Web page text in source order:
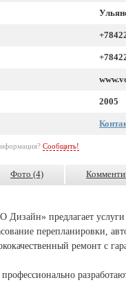
2005
Сообщить!
Фото (4)
Дизайн» предлагает
перепланировки,
ремонт с